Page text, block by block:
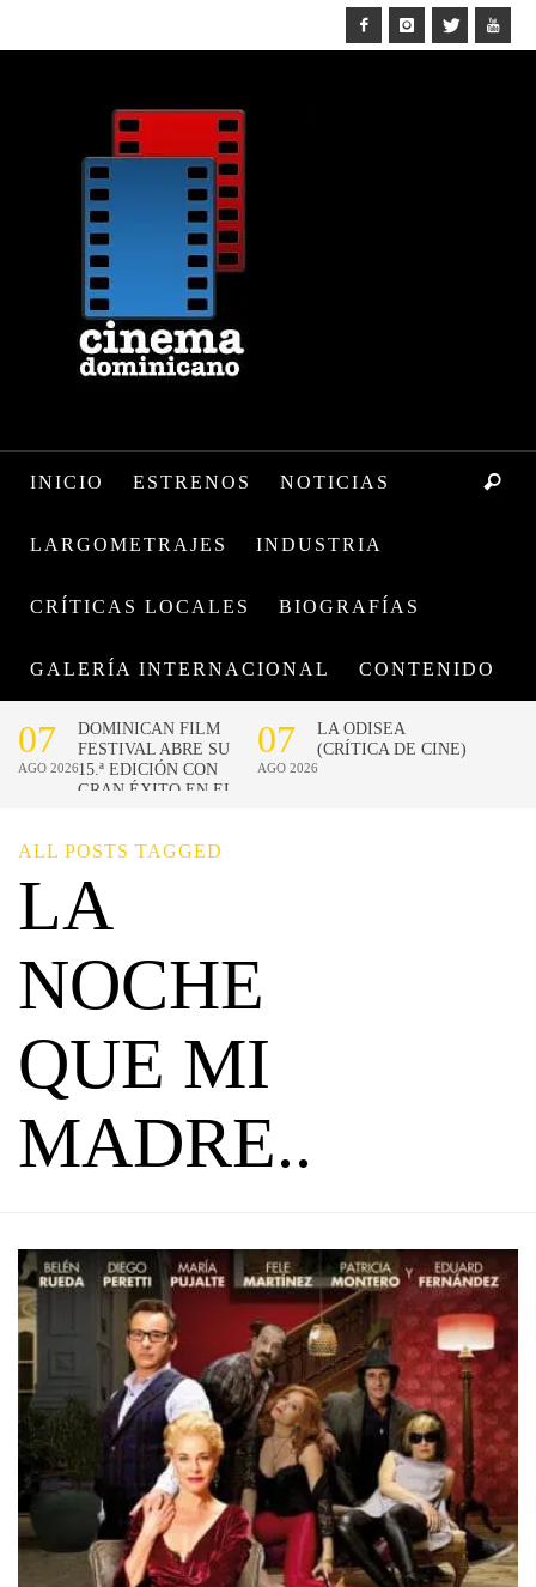
INICIO ESTRENOS NOTICIAS
LARGOMETRAJES INDUSTRIA
CRÍTICAS LOCALES BIOGRAFÍAS
GALERÍA INTERNACIONAL CONTENIDO
ALL POSTS TAGGED
LA
NOCHE
QUE MI
MADRE..